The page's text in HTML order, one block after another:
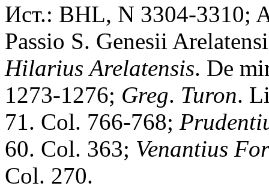
Ист.: BHL, N 3304-3310;
Passio S. Genesii
Hilarius Arelatensis. De
1273-1276; Greg. Turon.
71. Col. 766-768;
60. Col. 363; Venantius
Col. 270.